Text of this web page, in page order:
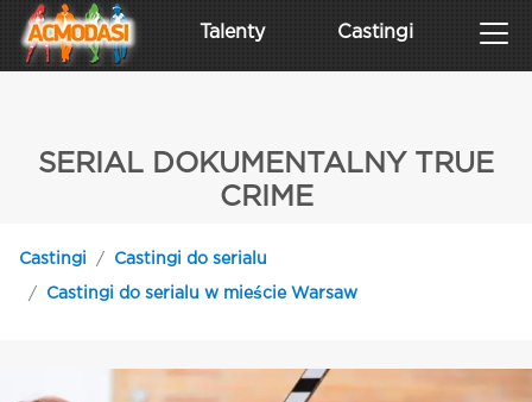
Talenty Castingi
SERIAL DOKUMENTALNY TRUE
CRIME
Castingi Castingi do serialu
Castingi do serialu w mieście Warsaw